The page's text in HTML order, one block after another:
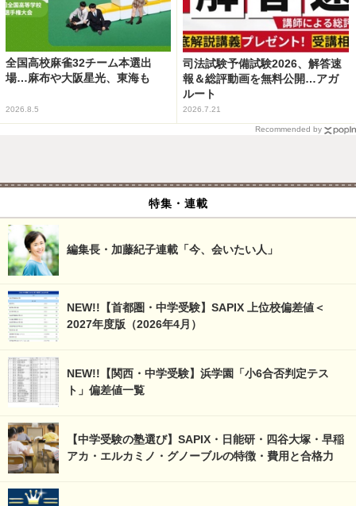
全国高校麻雀32チーム本選出
場…麻布や大阪星光、東海も
2026.8.5
司法試験予備試験2026、解答速
報＆総評動画を無料公開…アガ
ルート
2026.7.21
Recommended by
特集・連載
編集長・加藤紀子連載「今、会いたい人」
NEW!!【首都圏・中学受験】SAPIX 上位校偏差値＜
2027年度版（2026年4月）
NEW!!【関西・中学受験】浜学園「小6合否判定テス
ト」偏差値一覧
【中学受験の塾選び】SAPIX・日能研・四谷大塚・早稲
アカ・エルカミノ・グノーブルの特徴・費用と合格力